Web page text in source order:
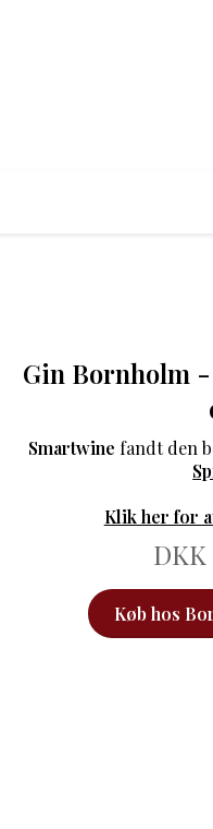
Gin Bornholm
Smartwine fandt den
Klik her for
DKK
Køb hos